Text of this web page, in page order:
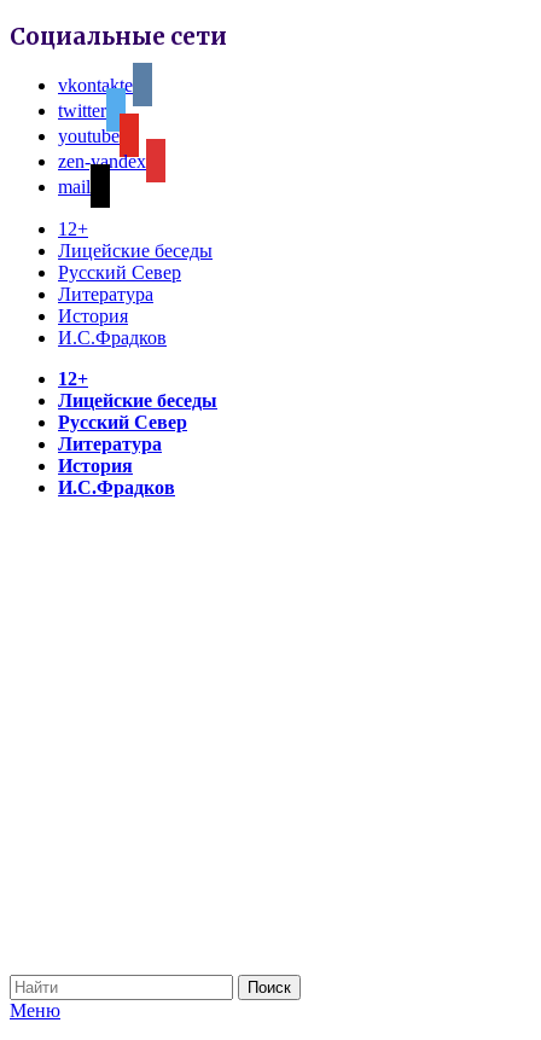
Социальные сети
vkontakte
twitter
youtube
zen-yandex
mail
12+
Лицейские беседы
Русский Север
Литература
История
И.С.Фрадков
12+
Лицейские беседы
Русский Север
Литература
История
И.С.Фрадков
Меню